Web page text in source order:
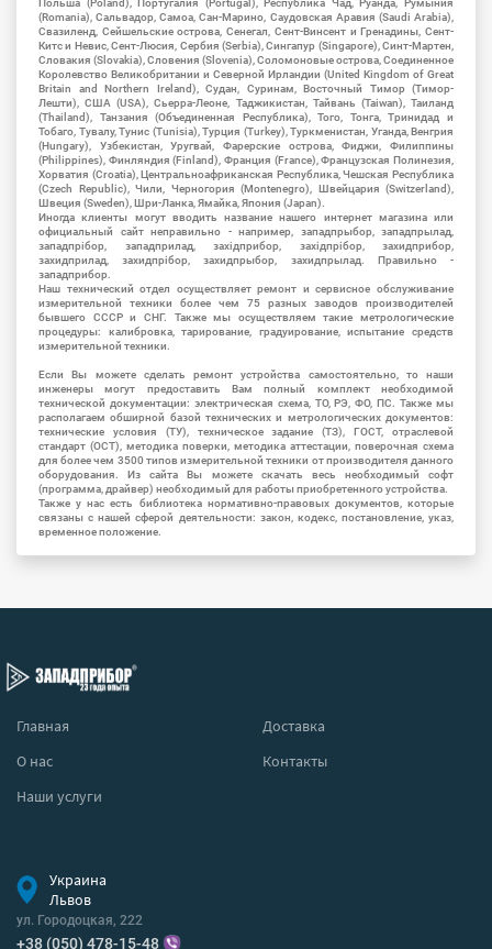
Польша (Poland), Португалия (Portugal), Республика Чад, Руанда, Румыния
(Romania), Сальвадор, Самоа, Сан-Марино, Саудовская Аравия (Saudi Arabia),
Свазиленд, Сейшельские острова, Сенегал, Сент-Винсент и Гренадины, Сент-
Китс и Невис, Сент-Люсия, Сербия (Serbia), Сингапур (Singapore), Синт-Мартен,
Словакия (Slovakia), Словения (Slovenia), Соломоновые острова, Соединенное
Королевство Великобритании и Северной Ирландии (United Kingdom of Great
Britain and Northern Ireland), Судан, Суринам, Восточный Тимор (Тимор-
Лешти), США (USA), Сьерра-Леоне, Таджикистан, Тайвань (Taiwan), Таиланд
(Thailand), Танзания (Объединенная Республика), Того, Тонга, Тринидад и
Тобаго, Тувалу, Тунис (Tunisia), Турция (Turkey), Туркменистан, Уганда, Венгрия
(Hungary), Узбекистан, Уругвай, Фарерские острова, Фиджи, Филиппины
(Philippines), Финляндия (Finland), Франция (France), Французская Полинезия,
Хорватия (Croatia), Центральноафриканская Республика, Чешская Республика
(Czech Republic), Чили, Черногория (Montenegro), Швейцария (Switzerland),
Швеция (Sweden), Шри-Ланка, Ямайка, Япония (Japan).
Иногда клиенты могут вводить название нашего интернет магазина или
официальный сайт неправильно - например, западпрыбор, западпрылад,
западпрібор, западприлад, західприбор, західпрібор, захидприбор,
захидприлад, захидпрібор, захидпрыбор, захидпрылад. Правильно -
западприбор.
Наш технический отдел осуществляет ремонт и сервисное обслуживание
измерительной техники более чем 75 разных заводов производителей
бывшего СССР и СНГ. Также мы осуществляем такие метрологические
процедуры: калибровка, тарирование, градуирование, испытание средств
измерительной техники.
Если Вы можете сделать ремонт устройства самостоятельно, то наши
инженеры могут предоставить Вам полный комплект необходимой
технической документации: электрическая схема, ТО, РЭ, ФО, ПС. Также мы
располагаем обширной базой технических и метрологических документов:
технические условия (ТУ), техническое задание (ТЗ), ГОСТ, отраслевой
стандарт (ОСТ), методика поверки, методика аттестации, поверочная схема
для более чем 3500 типов измерительной техники от производителя данного
оборудования. Из сайта Вы можете скачать весь необходимый софт
(программа, драйвер) необходимый для работы приобретенного устройства.
Также у нас есть библиотека нормативно-правовых документов, которые
связаны с нашей сферой деятельности: закон, кодекс, постановление, указ,
временное положение.
Главная
Доставка
О нас
Контакты
Наши услуги
Украина
Львов
ул. Городоцкая, 222
+38 (050) 478-15-48